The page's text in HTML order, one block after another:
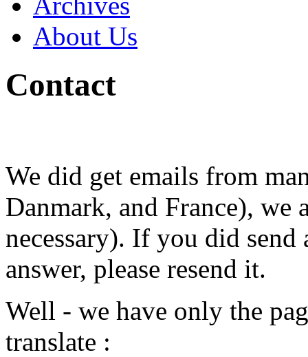
About Us
Contact
We did get emails from
Danmark, and France), we
necessary). If you did
answer, please resend it.
Well - we have only the
translate :